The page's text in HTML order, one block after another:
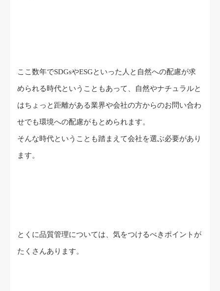
ここ数年でSDGsやESGといった人と自然への配慮が求
められる時代ということもあって、自然やナチュラルと
はちょっと距離がある業界や会社の方からのお問い合わ
せでも環境への配慮がもとめられます。
そんな時代ということも踏まえて会社を選ぶ必要があり
ます。
とくに品質管理については、気をつけるべきポイントが
たくさんあります。